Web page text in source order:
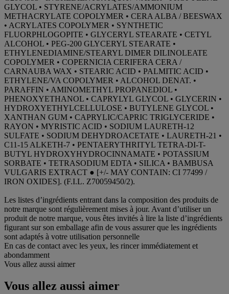
GLYCOL • STYRENE/ACRYLATES/AMMONIUM
METHACRYLATE COPOLYMER • CERA ALBA / BEESWAX
• ACRYLATES COPOLYMER • SYNTHETIC
FLUORPHLOGOPITE • GLYCERYL STEARATE • CETYL
ALCOHOL • PEG-200 GLYCERYL STEARATE •
ETHYLENEDIAMINE/STEARYL DIMER DILINOLEATE
COPOLYMER • COPERNICIA CERIFERA CERA /
CARNAUBA WAX • STEARIC ACID • PALMITIC ACID •
ETHYLENE/VA COPOLYMER • ALCOHOL DENAT. •
PARAFFIN • AMINOMETHYL PROPANEDIOL •
PHENOXYETHANOL • CAPRYLYL GLYCOL • GLYCERIN •
HYDROXYETHYLCELLULOSE • BUTYLENE GLYCOL •
XANTHAN GUM • CAPRYLIC/CAPRIC TRIGLYCERIDE •
RAYON • MYRISTIC ACID • SODIUM LAURETH-12
SULFATE • SODIUM DEHYDROACETATE • LAURETH-21 •
C11-15 ALKETH-7 • PENTAERYTHRITYL TETRA-DI-T-
BUTYL HYDROXYHYDROCINNAMATE • POTASSIUM
SORBATE • TETRASODIUM EDTA • SILICA • BAMBUSA
VULGARIS EXTRACT ● [+/- MAY CONTAIN: CI 77499 /
IRON OXIDES]. (F.I.L. Z70059450/2).
Les listes d’ingrédients entrant dans la composition des produits de
notre marque sont régulièrement mises à jour. Avant d’utiliser un
produit de notre marque, vous êtes invités à lire la liste d’ingrédients
figurant sur son emballage afin de vous assurer que les ingrédients
sont adaptés à votre utilisation personnelle
En cas de contact avec les yeux, les rincer immédiatement et
abondamment
Vous allez aussi aimer
Vous allez aussi aimer